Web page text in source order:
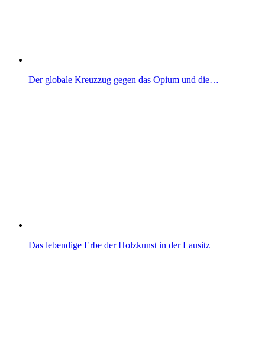
Der globale Kreuzzug gegen das Opium und die…
Das lebendige Erbe der Holzkunst in der Lausitz